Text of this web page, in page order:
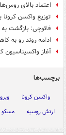
اعتماد بالای
توزیع واکسن
فائوچی: بازگشت
ادامه روند رو به
آغاز واکسیناسیون
برچسب‌ها
واکسن کرونا
ارتش روسیه
مسکو